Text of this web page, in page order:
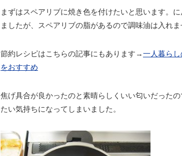
まずはスペアリブに焼き色を付けたいと思います。
ましたが、スペアリブの脂があるので調味油は入れま
節約レシピはこちらの記事にもあります→一人暮ら
をおすすめ
焦げ具合が良かったのと素晴らしくいい匂いだった
たい気持ちになってしまいました。